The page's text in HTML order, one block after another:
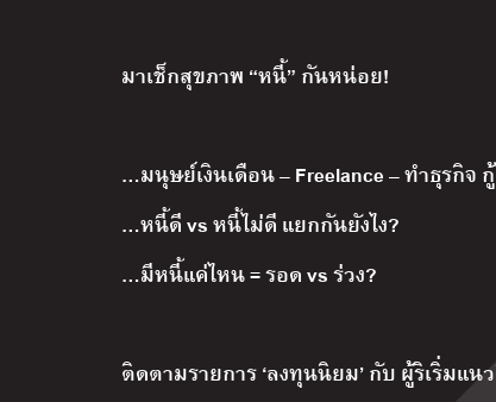
มาเช็กสุขภาพ “หนี้” กันหน่อย!
…มนุษย์เงินเดือน – Freelance – ทำธุรกิจ
…หนี้ดี vs หนี้ไม่ดี แยกกันยังไง?
…มีหนี้แค่ไหน = รอด vs ร่วง?
ติดตามรายการ ‘ลงทุนนิยม’ กับ ผู้ริเริ่มแน